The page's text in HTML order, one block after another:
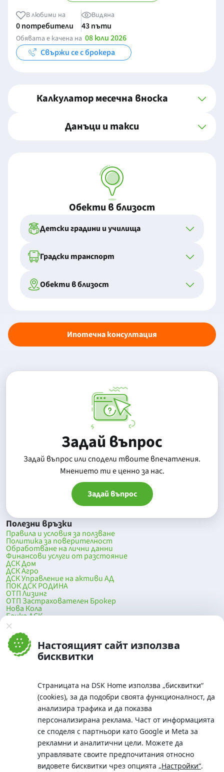
Настоящият сайт използва
бисквитки
Страницата на DSK Home използва „бисквитки“
(cookies), за да подобри своята функционалност, да
анализира трафика и да показва
персонализирана реклама. Част от информацията
се споделя с партньори като Google и Meta за
рекламни и аналитични цели. Можете да
управлявате своите предпочитания относно
видовете бисквитки чрез опцията „Настройки“.
В любими на
0 потребители
Видяна
43 пъти
Обявата е качена на 08 юли 2026
Свържи се с брокера
Калкулатор месечна вноска
Данъци и такси
Обекти в близост
Детски градини и училища
Градски транспорт
Обекти в близост
Ипотечна консултация
Задай въпрос
Задай въпрос или сподели твоите впечатления.
Mнението ти е ценно за нас.
Задай въпрос
Полезни връзки
Правила и условия за ползване
Политика за поверителност
Обработване на лични данни
Финансови услуги от разстояние
ДСК Дом
ДСК Агро
ДСК Управление на активи АД
ПОК ДСК РОДИНА
ОТП Лизинг
ОТП Застрахователен Брокер
Нова Кола
Банка ДСК
DSK Mobile
Оферти за продажба от Банка ДСК
Клонова мрежа и банкомати
До началото на страницата
Телефон:
0700 10 375 / *2375